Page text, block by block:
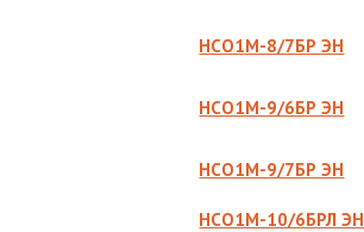
НСО1М-8/7БР ЭН
НСО1М-9/6БР ЭН
НСО1М-9/7БР ЭН
НСО1М-10/6БРЛ ЭН